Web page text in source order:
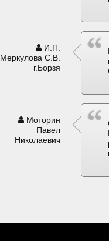
И.П.
Меркулова С.В.
г.Борзя
Моторин
Павел
Николаевич